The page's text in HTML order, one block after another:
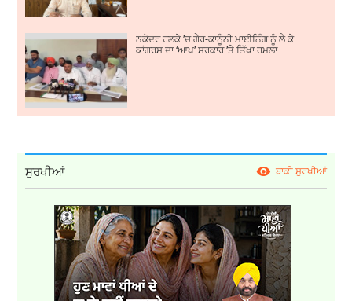
ਨਕੋਦਰ ਹਲਕੇ ’ਚ ਗੈਰ-ਕਾਨੂੰਨੀ ਮਾਈਨਿੰਗ ਨੂੰ ਲੈ ਕੇ
ਕਾਂਗਰਸ ਦਾ ‘ਆਪ’ ਸਰਕਾਰ ’ਤੇ ਤਿੱਖਾ ਹਮਲਾ ...
ਸੁਰਖੀਆਂ ਬਾਕੀ ਸੁਰਖੀਆਂ